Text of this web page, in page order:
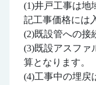
(1)井戸工事は地
記工事価格には
(2)既設管への接
(3)既設アスファ
算となります。
(4)工事中の埋戻